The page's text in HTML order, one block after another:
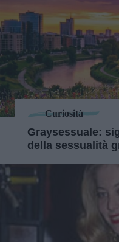
Curiosità
Graysessuale:
della sessualità